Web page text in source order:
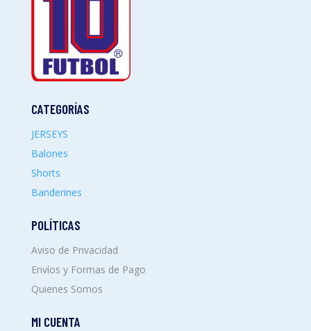
CATEGORÍAS
JERSEYS
Balones
Shorts
Banderines
POLÍTICAS
Aviso de Privacidad
Envíos y Formas de Pago
Quienes Somos
MI CUENTA